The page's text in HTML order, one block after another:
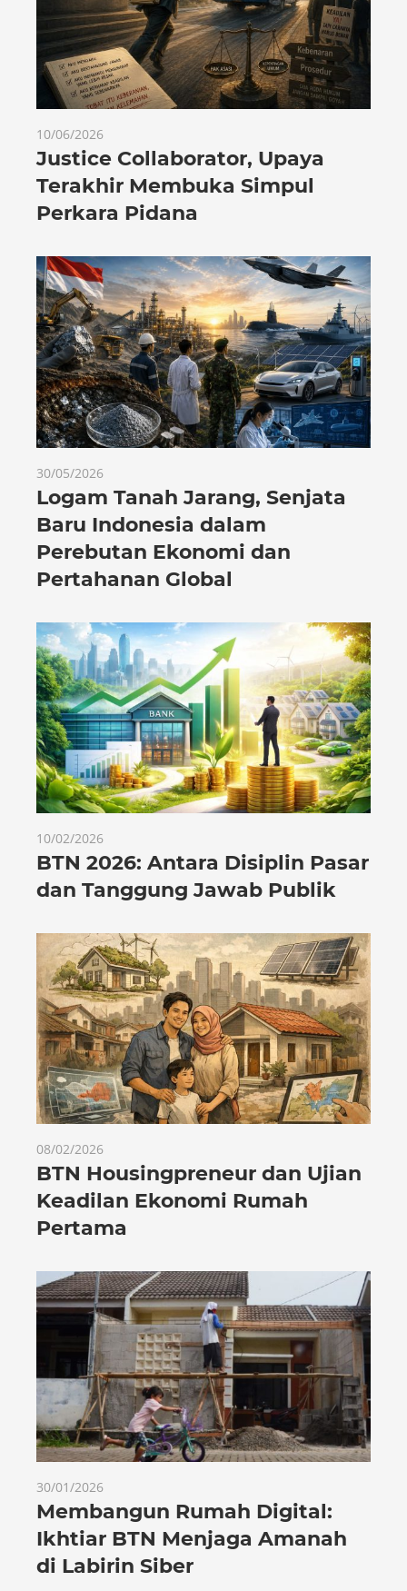
10/06/2026
Justice Collaborator, Upaya
Terakhir Membuka Simpul
Perkara Pidana
30/05/2026
Logam Tanah Jarang, Senjata
Baru Indonesia dalam
Perebutan Ekonomi dan
Pertahanan Global
10/02/2026
BTN 2026: Antara Disiplin Pasar
dan Tanggung Jawab Publik
08/02/2026
BTN Housingpreneur dan Ujian
Keadilan Ekonomi Rumah
Pertama
30/01/2026
Membangun Rumah Digital:
Ikhtiar BTN Menjaga Amanah
di Labirin Siber